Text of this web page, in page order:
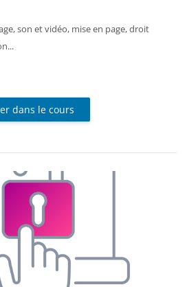
son et vidéo, mise en page, droit
dans le cours